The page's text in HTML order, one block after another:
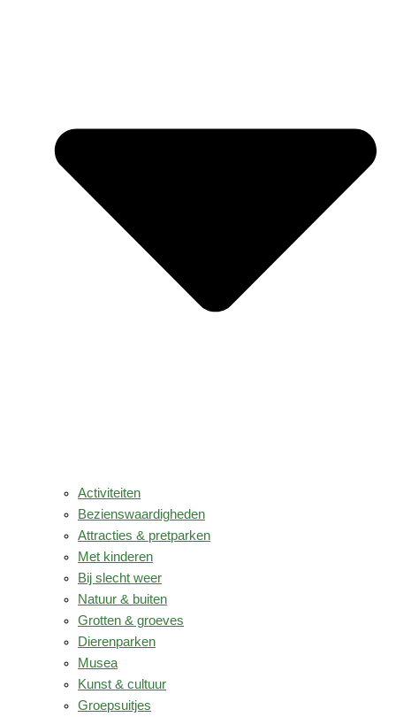
Activiteiten
Bezienswaardigheden
Attracties & pretparken
Met kinderen
Bij slecht weer
Natuur & buiten
Grotten & groeves
Dierenparken
Musea
Kunst & cultuur
Groepsuitjes